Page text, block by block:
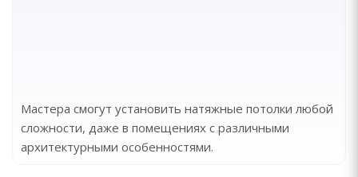
Мастера смогут установить натяжные потолки любой
сложности, даже в помещениях с различными
архитектурными особенностями.